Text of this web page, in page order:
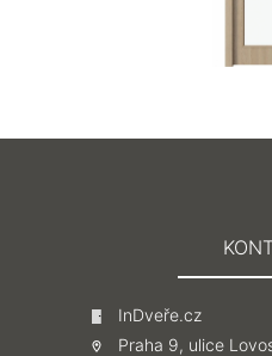
InDveře.cz
Praha 9, ulice